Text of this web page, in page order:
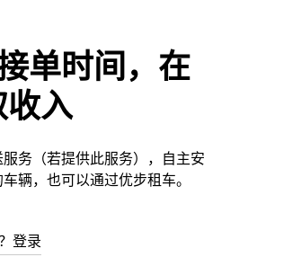
单时间，在
收入
务（若提供此服务），自主安
辆，也可以通过优步租车。
登录